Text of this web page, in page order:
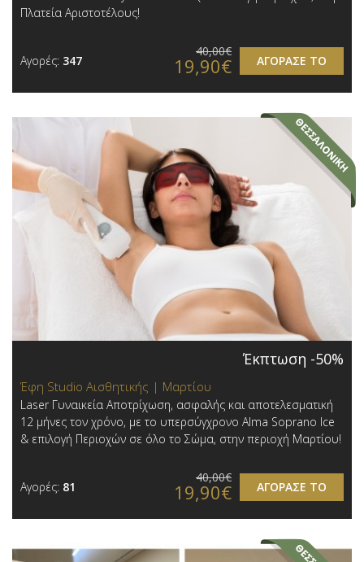
Πλατεία Αριστοτέλους!
Αγορές: 347 ΑΓΟΡΑΣΕ ΤΟ
40,00€
19,90€
Έκπτωση -50%
Έφη Studio Αισθητικής | Μαρτίου
Laser Γυναικεία Αποτρίχωση, ασφαλής και αποτελεσματική
12 μήνες τον χρόνο, με το υπερσύγχρονο Alma Soprano Ice
& επιλογή Περιοχών σε όλο το Σώμα, στην περιοχή Μαρτίου!
Αγορές: 81 ΑΓΟΡΑΣΕ ΤΟ
40,00€
19,90€